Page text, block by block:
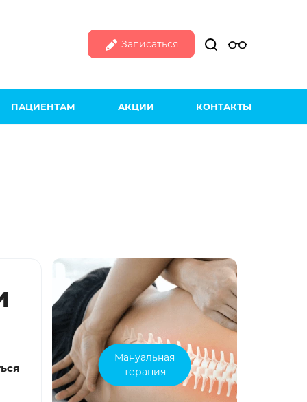
Записаться
ПАЦИЕНТАМ АКЦИИ КОНТАКТЫ
Мануальная
терапия